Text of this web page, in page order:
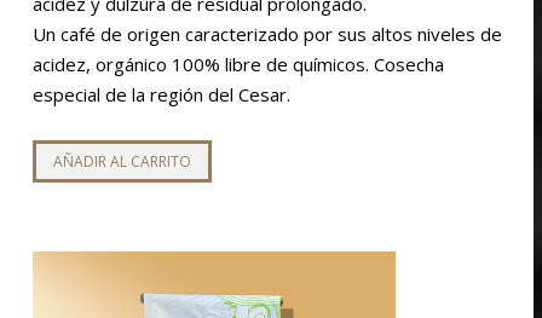
Un café de origen caracterizado por sus altos niveles de
acidez, orgánico 100% libre de químicos. Cosecha
especial de la región del Cesar.
AÑADIR AL CARRITO